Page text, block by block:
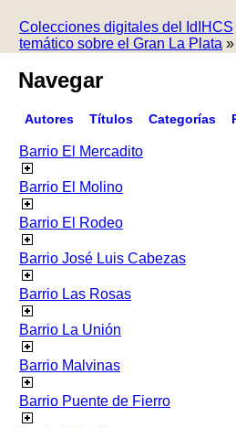
Colecciones digitales del IdIHCS
temático sobre el Gran La Plata »
Navegar
Autores Títulos Categorías
Barrio El Mercadito
Barrio El Molino
Barrio El Rodeo
Barrio José Luis Cabezas
Barrio Las Rosas
Barrio La Unión
Barrio Malvinas
Barrio Puente de Fierro